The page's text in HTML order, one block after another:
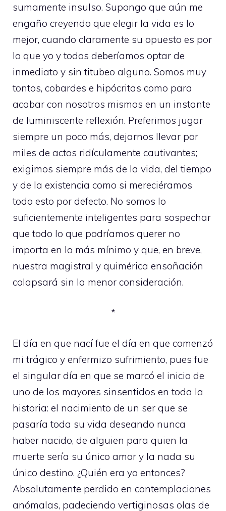
sumamente insulso. Supongo que aún me
engaño creyendo que elegir la vida es lo
mejor, cuando claramente su opuesto es por
lo que yo y todos deberíamos optar de
inmediato y sin titubeo alguno. Somos muy
tontos, cobardes e hipócritas como para
acabar con nosotros mismos en un instante
de luminiscente reflexión. Preferimos jugar
siempre un poco más, dejarnos llevar por
miles de actos ridículamente cautivantes;
exigimos siempre más de la vida, del tiempo
y de la existencia como si mereciéramos
todo esto por defecto. No somos lo
suficientemente inteligentes para sospechar
que todo lo que podríamos querer no
importa en lo más mínimo y que, en breve,
nuestra magistral y quimérica ensoñación
colapsará sin la menor consideración.
*
El día en que nací fue el día en que comenzó
mi trágico y enfermizo sufrimiento, pues fue
el singular día en que se marcó el inicio de
uno de los mayores sinsentidos en toda la
historia: el nacimiento de un ser que se
pasaría toda su vida deseando nunca
haber nacido, de alguien para quien la
muerte sería su único amor y la nada su
único destino. ¿Quién era yo entonces?
Absolutamente perdido en contemplaciones
anómalas, padeciendo vertiginosas olas de